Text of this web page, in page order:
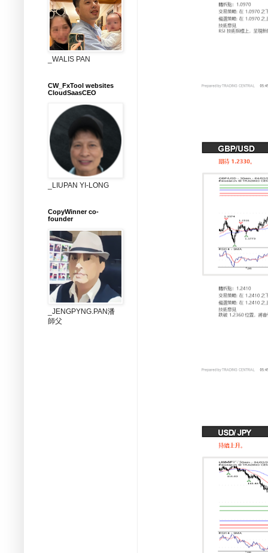
_WALIS PAN
CW_FxTool websites
CloudSaasCEO
_LIUPAN YI-LONG
CopyWinner co-
founder
_JENGPYNG.PAN潘
師父